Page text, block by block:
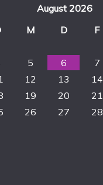
August 2026
M D F
5 6 7
12 13 14
19 20 21
26 27 28